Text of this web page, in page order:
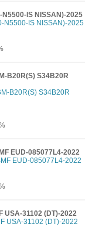
IS NISSAN)-2025
B20R(S) S34B20R
EUD-085077L4-2022
USA-31102 (DT)-2022